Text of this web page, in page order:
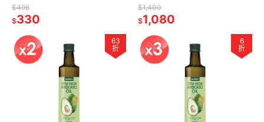
$496
$330
$1,400
$1,080
63
折
6
折